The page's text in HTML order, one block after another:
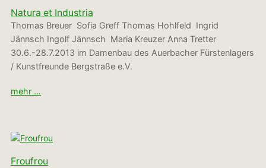
Natura et Industria
Thomas Breuer Sofia Greff Thomas Hohlfeld Ingrid
Jännsch Ingolf Jännsch Maria Kreuzer Anna Tretter
30.6.-28.7.2013 im Damenbau des Auerbacher Fürstenlagers
/ Kunstfreunde Bergstraße e.V.
mehr …
Froufrou